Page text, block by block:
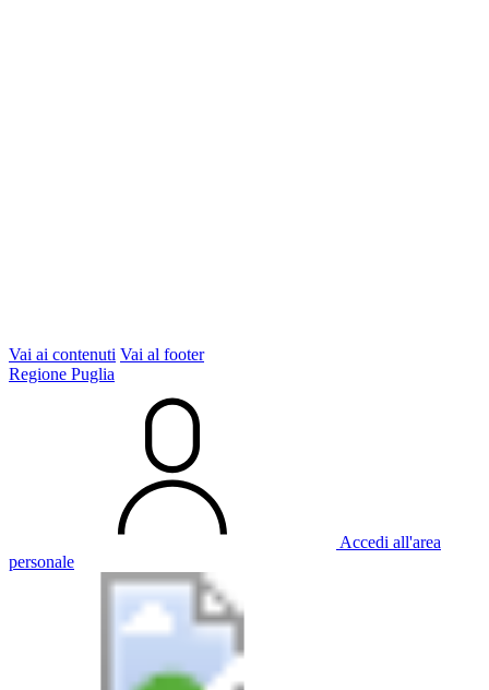
Vai ai contenuti Vai al footer
Regione Puglia
Accedi all'area
personale